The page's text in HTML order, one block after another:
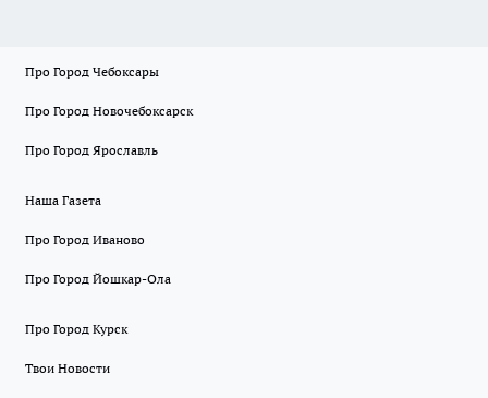
Про Город Чебоксары
Про Город Новочебоксарск
Про Город Ярославль
Наша Газета
Про Город Иваново
Про Город Йошкар-Ола
Про Город Курск
Твои Новости